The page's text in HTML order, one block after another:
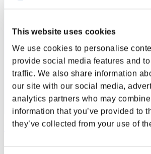
This website uses cookies
We use cookies to personalise
provide social media features and
traffic. We also share information
our site with our social media,
analytics partners who may
information that you’ve provided to
they’ve collected from your use of
Elder-D
Puntos:Lv:1/24'24"09